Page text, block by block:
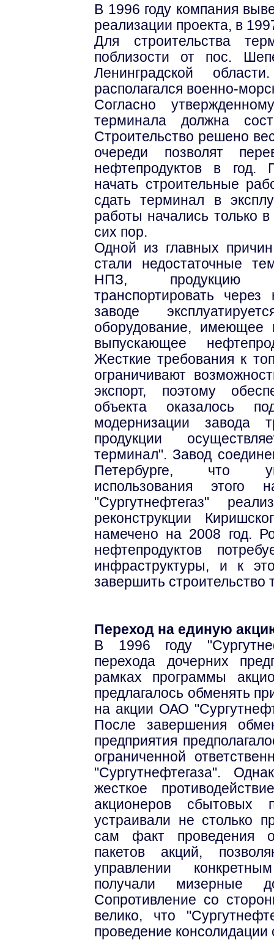
В 1996 году компания
реализации проекта, в
Для строительства
поблизости от пос.
Ленинградской
располагался военно-
Согласно
терминала должна
Строительство решено
очереди позволят
нефтепродуктов в год.
начать строительные
сдать терминал в
работы начались только
сих пор.
Одной из главных
стали недостаточные
НПЗ, продукцию
транспортировать
заводе
оборудование, имеющее
выпускающее
Жесткие требования к
ограничивают
экспорт, поэтому
объекта оказалось
модернизации завода
продукции
терминал". Завод
Петербурге, что
использования
"Сургутнефтегаз"
реконструкции
намечено на 2008 год.
нефтепродуктов
инфраструктуры, и к
завершить строительство
Переход на единую
В 1996 году
перехода дочерних
рамках программы
предлагалось обменять
на акции ОАО
После завершения
предприятия
ограниченной
"Сургутнефтегаза".
жесткое
акционеров
устраивали не столько
сам факт проведения
пакетов акций,
управлении
получали мизерные
Сопротивление со
велико, что
проведение